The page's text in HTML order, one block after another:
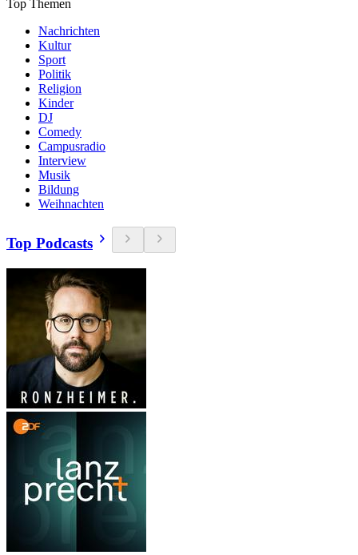
Top Themen
Nachrichten
Kultur
Sport
Politik
Religion
Kinder
DJ
Comedy
Campusradio
Interview
Musik
Bildung
Weihnachten
Top Podcasts